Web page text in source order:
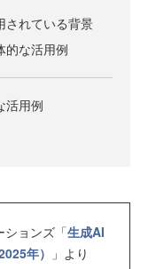
されている背景
的な活用例
活用例
ションズ「生成AI
年）
」より